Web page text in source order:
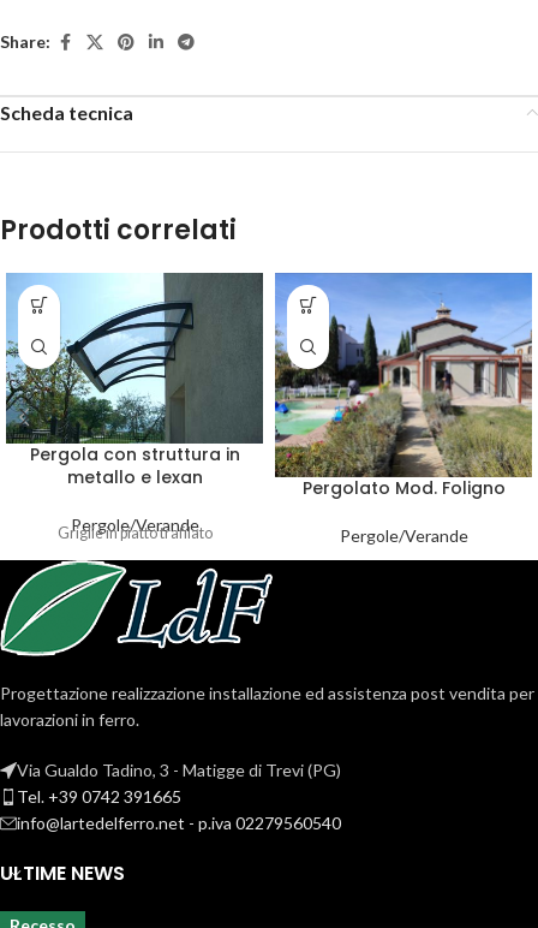
Share:
Scheda tecnica
Prodotti correlati
Pergola con struttura in
metallo e lexan
Pergole/Verande
Griglie in piatto trafilato
Pergolato Mod. Foligno
Pergole/Verande
Progettazione realizzazione installazione ed assistenza post vendita per
lavorazioni in ferro.
Via Gualdo Tadino, 3 - Matigge di Trevi (PG)
Tel. +39 0742 391665
info@lartedelferro.net - p.iva 02279560540
ULTIME NEWS